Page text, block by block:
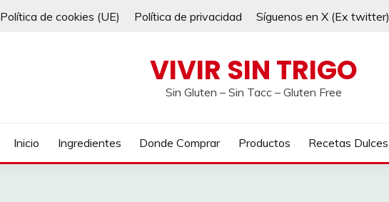
Política de cookies (UE) Política de privacidad Síguenos en X (Ex twitter)
VIVIR SIN TRIGO
Sin Gluten – Sin Tacc – Gluten Free
Inicio Ingredientes Donde Comprar Productos Recetas Dulces